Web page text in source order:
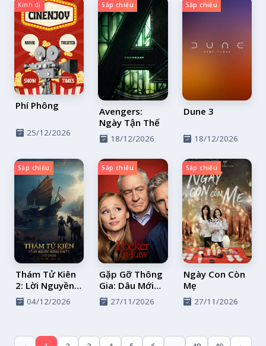
Kinh dị
Phí Phông
25/12/2026
Sắp chiếu
Avengers:
Ngày Tận Thế
18/12/2026
Sắp chiếu
Dune 3
18/12/2026
Sắp chiếu
Thám Tử Kiên
2: Lời Nguyền
Hoàng Kim
04/12/2026
Sắp chiếu
Gặp Gỡ Thông
Gia: Dâu Mới
Trình Làng
27/11/2026
Sắp chiếu
Ngày Con Còn
Mẹ
27/11/2026